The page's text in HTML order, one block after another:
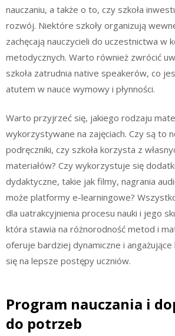
nauczaniu, a także o to, czy szkoła
rozwój. Niektóre szkoły organizują
zachęcają nauczycieli do uczestnictwa w
metodycznych. Warto również zwrócić
szkoła zatrudnia native speakerów, co
atutem w nauce wymowy i płynności.
Warto przyjrzeć się, jakiego rodzaju
wykorzystywane na zajęciach. Czy są to
podręczniki, czy szkoła korzysta z
materiałów? Czy wykorzystuje się
dydaktyczne, takie jak filmy, nagrania
może platformy e-learningowe?
dla uatrakcyjnienia procesu nauki i jego
która stawia na różnorodność metod i
oferuje bardziej dynamiczne i angażujące
się na lepsze postępy uczniów.
Program nauczania i
do potrzeb